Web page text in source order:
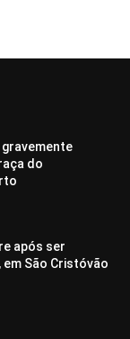
do
após ser
São Cristóvão